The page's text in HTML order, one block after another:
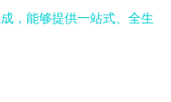
，能够提供一站式、全生